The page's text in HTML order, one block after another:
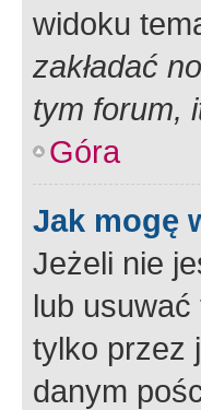
widoku
zakładać
tym forum,
Góra
Jak mogę
Jeżeli nie
lub
tylko przez
danym